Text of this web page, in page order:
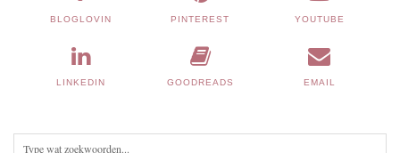
BLOGLOVIN PINTEREST YOUTUBE
LINKEDIN GOODREADS EMAIL